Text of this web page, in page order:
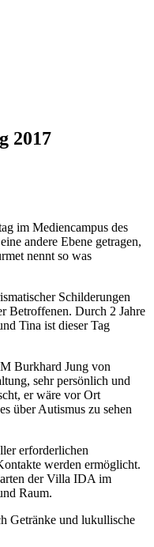
2017
im Mediencampus des
andere Ebene getragen,
nennt so was
Schilderungen
Betroffenen. Durch 2 Jahre
Tina ist dieser Tag
Burkhard Jung von
sehr persönlich und
er wäre vor Ort
über Autismus zu sehen
erforderlichen
werden ermöglicht.
der Villa IDA im
Raum.
Getränke und lukullische